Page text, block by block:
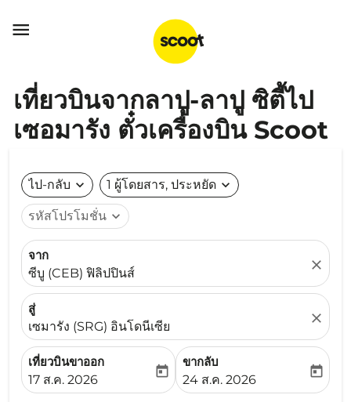

เที่ยวบินจากลาปู-ลาปู ซิตี้ไป
เซอมารัง ตั๋วเครื่องบิน Scoot
ไป-กลับ expand_more 1 ผู้โดยสาร, ประหยัด expand_more
รหัสโปรโมชั่น expand_more
จาก
ซีบู (CEB) ฟิลิปปินส์
close
สู่
เซมารัง (SRG) อินโดนีเซีย
close
เที่ยวบินขาออก
fc-booking-departure-date-aria-label
17 ส.ค. 2026
today
ขากลับ
fc-booking-return-date-
24 ส.ค. 2026
today